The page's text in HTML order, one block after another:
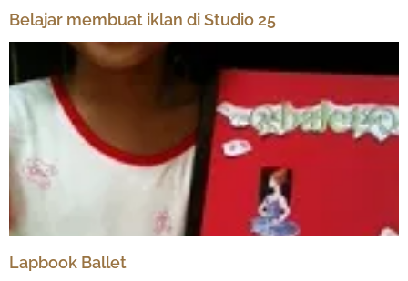
Belajar membuat iklan di Studio 25
Lapbook Ballet